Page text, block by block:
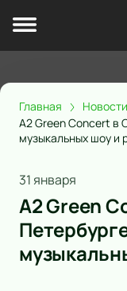
Главная
Новости
A2 Green Concert в
музыкальных шоу и
31 января
A2 Green